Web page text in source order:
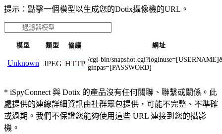
提示：點擊一個模型以生成您的Dotix攝像機的URL。
模型 類型 協議 網址
Unknown JPEG HTTP /cgi-bin/
ginpas=[PASSWORD]
* iSpyConnect 與 Dotix 的產品沒有任何關聯、聯繫或關係。此
處提供的連線詳細資訊由社群眾包提供，可能不完整、不準確
或過期。我們不保證您能夠使用這些 URL 連接到您的攝影
機。